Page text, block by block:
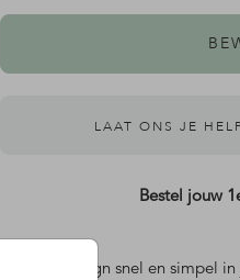
LAAT ONS JE
Bestel jouw
Dit design snel en simpel